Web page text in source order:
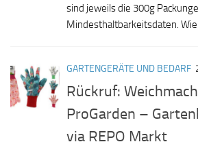
sind jeweils die 300g
Mindesthaltbarkeitsdaten. Wie
GARTENGERÄTE UND BEDARF
Rückruf:
ProGarden –
via REPO Markt